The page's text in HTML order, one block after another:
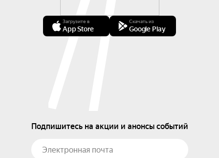
Загрузите в
App Store
Скачать из
Google Play
Подпишитесь на акции и анонсы событий